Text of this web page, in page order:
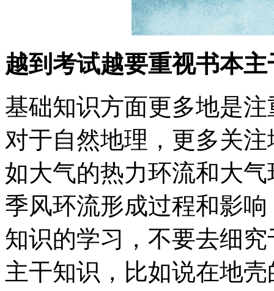
越到考试越要重视书本主
基础知识方面更多地是
对于自然地理，更多关
如大气的热力环流和大
季风环流形成过程和影
知识的学习，不要去细
主干知识，比如说在地